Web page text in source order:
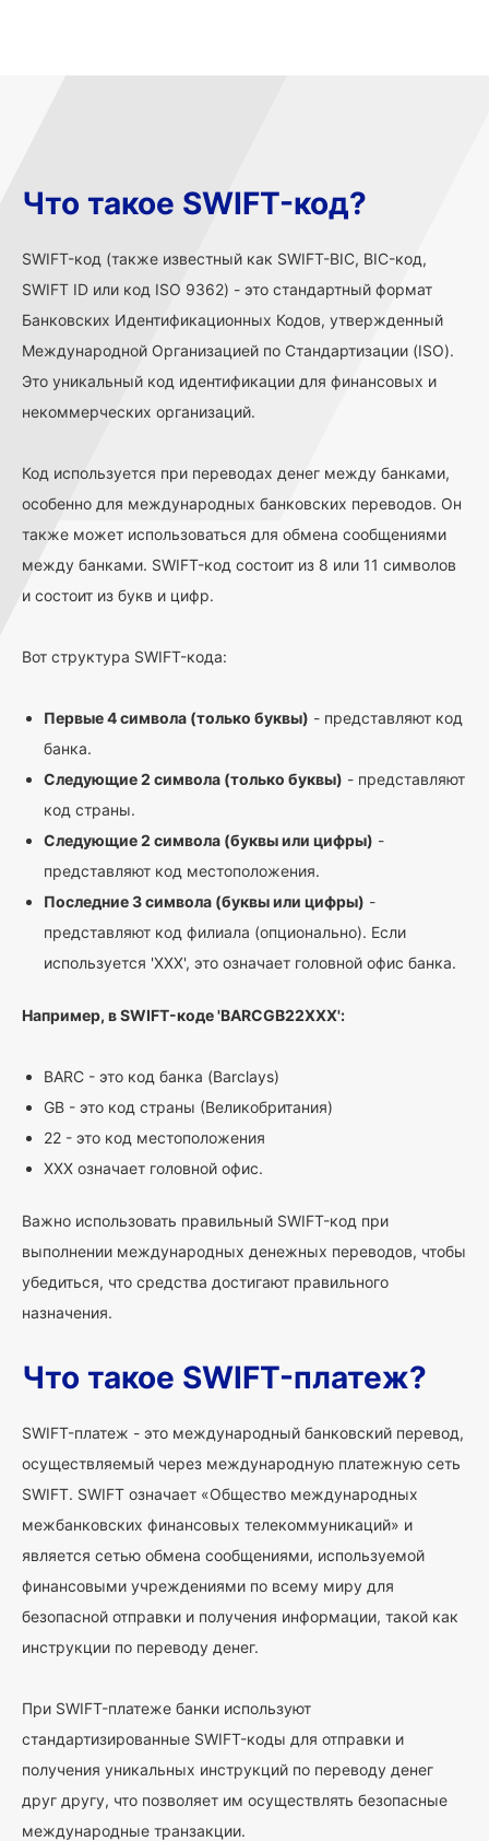
Что такое SWIFT-код?
SWIFT-код (также известный как SWIFT-BIC, BIC-код,
SWIFT ID или код ISO 9362) - это стандартный формат
Банковских Идентификационных Кодов, утвержденный
Международной Организацией по Стандартизации (ISO).
Это уникальный код идентификации для финансовых и
некоммерческих организаций.
Код используется при переводах денег между банками,
особенно для международных банковских переводов. Он
также может использоваться для обмена сообщениями
между банками. SWIFT-код состоит из 8 или 11 символов
и состоит из букв и цифр.
Вот структура SWIFT-кода:
Первые 4 символа (только буквы) - представляют код
банка.
Следующие 2 символа (только буквы) - представляют
код страны.
Следующие 2 символа (буквы или цифры) -
представляют код местоположения.
Последние 3 символа (буквы или цифры) -
представляют код филиала (опционально). Если
используется 'XXX', это означает головной офис банка.
Например, в SWIFT-коде 'BARCGB22XXX':
BARC - это код банка (Barclays)
GB - это код страны (Великобритания)
22 - это код местоположения
XXX означает головной офис.
Важно использовать правильный SWIFT-код при
выполнении международных денежных переводов, чтобы
убедиться, что средства достигают правильного
назначения.
Что такое SWIFT-платеж?
SWIFT-платеж - это международный банковский перевод,
осуществляемый через международную платежную сеть
SWIFT. SWIFT означает «Общество международных
межбанковских финансовых телекоммуникаций» и
является сетью обмена сообщениями, используемой
финансовыми учреждениями по всему миру для
безопасной отправки и получения информации, такой как
инструкции по переводу денег.
При SWIFT-платеже банки используют
стандартизированные SWIFT-коды для отправки и
получения уникальных инструкций по переводу денег
друг другу, что позволяет им осуществлять безопасные
международные транзакции.